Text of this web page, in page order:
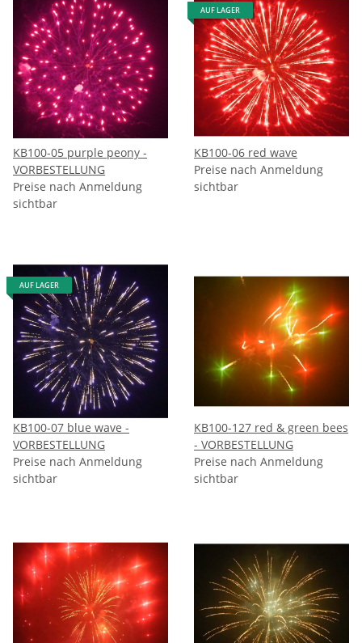
KB100-05 purple peony -
VORBESTELLUNG
Preise nach Anmeldung
sichtbar
AUF LAGER
KB100-06 red wave
Preise nach Anmeldung
sichtbar
AUF LAGER
KB100-07 blue wave -
VORBESTELLUNG
Preise nach Anmeldung
sichtbar
KB100-127 red & green bees
- VORBESTELLUNG
Preise nach Anmeldung
sichtbar